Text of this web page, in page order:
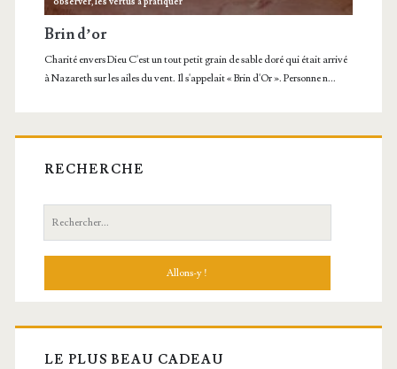
RECHERCHE
Recherche:
LE PLUS BEAU CADEAU